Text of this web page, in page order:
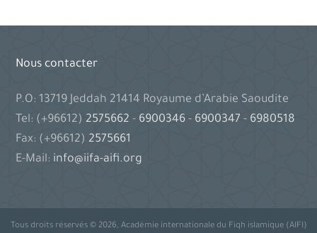
Nous contacter
P.O: 13719 Jeddah 21414 Royaume d’Arabie Saoudite
Tel: (+96612) 2575662- 6900346- 6900347- 6980518
Fax: (+96612) 2575661
E-Mail: info@iifa-aifi.org
Tous droits réservés © 2026, Académie internationale du Fiqh islamique (AIFI)